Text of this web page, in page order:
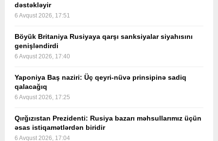
dəstəkləyir
6 Avqust 2026, 17:51
Böyük Britaniya Rusiyaya qarşı sanksiyalar siyahısını
genişləndirdi
6 Avqust 2026, 17:40
Yaponiya Baş naziri: Üç qeyri-nüvə prinsipinə sadiq
qalacağıq
6 Avqust 2026, 17:25
Qırğızıstan Prezidenti: Rusiya bazarı məhsullarımız üçün
əsas istiqamətlərdən biridir
6 Avqust 2026, 17:04